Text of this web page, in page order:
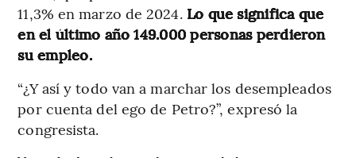
11,3% en marzo de 2024. Lo que significa que
en el último año 149.000 personas perdieron
su empleo.
“¿Y así y todo van a marchar los desempleados
por cuenta del ego de Petro?”, expresó la
congresista.